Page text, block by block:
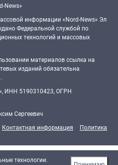
News»
информации «Nord-News» Эл
Федеральной службой по
технологий и массовых
материалов ссылка на
изданий обязательна
ИНН 5190310423, ОГРН
Сергеевич
Контактная информация
Политика
технологии.